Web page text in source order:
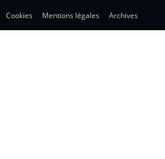
Cookies Mentions légales Archives